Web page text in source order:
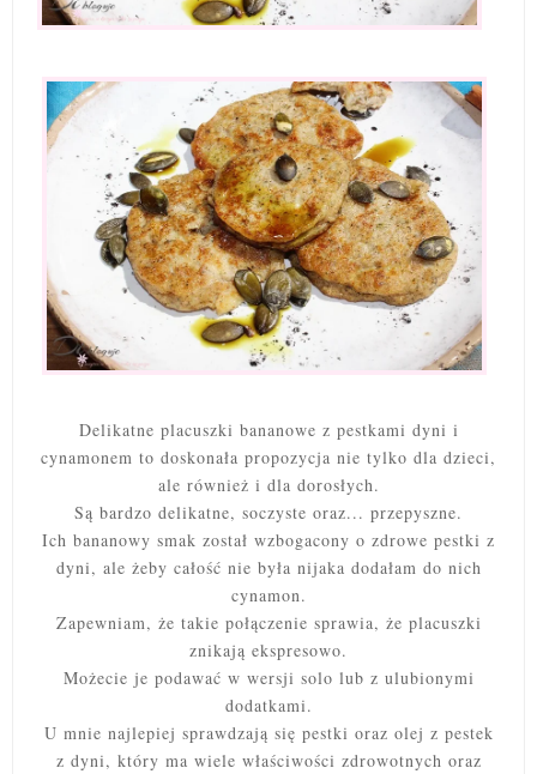
Delikatne placuszki bananowe z pestkami dyni i
cynamonem to doskonała propozycja nie tylko dla dzieci,
ale również i dla dorosłych.
Są bardzo delikatne, soczyste oraz... przepyszne.
Ich bananowy smak został wzbogacony o zdrowe pestki z
dyni, ale żeby całość nie była nijaka dodałam do nich
cynamon.
Zapewniam, że takie połączenie sprawia, że placuszki
znikają ekspresowo.
Możecie je podawać w wersji solo lub z ulubionymi
dodatkami.
U mnie najlepiej sprawdzają się pestki oraz olej z pestek
z dyni, który ma wiele właściwości zdrowotnych oraz